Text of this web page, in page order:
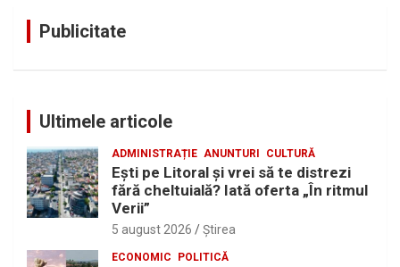
Publicitate
Ultimele articole
ADMINISTRAȚIE ANUNTURI CULTURĂ
Eşti pe Litoral şi vrei să te distrezi
fără cheltuială? Iată oferta „În ritmul
Verii”
5 august 2026 Ştirea
ECONOMIC POLITICĂ